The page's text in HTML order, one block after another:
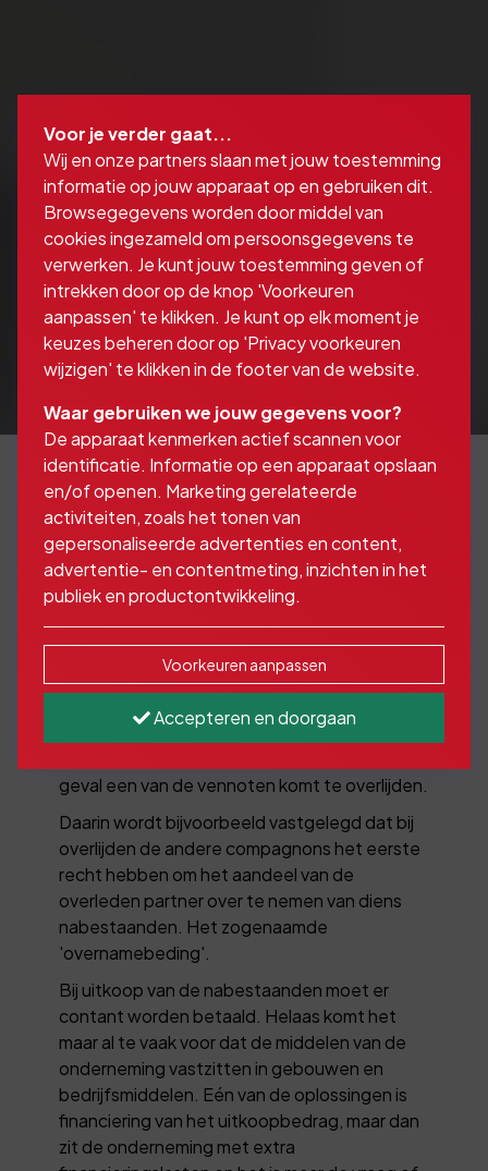
In een onderneming is
vaak sprake van meer
dan één eigenaar
Dat geldt bijvoorbeeld bij een maatschap met
meerdere partners, een VOF, een CV of een
BV. In de vennootschapsakte worden vaak
geval een van de vennoten komt te overlijden.
Daarin wordt bijvoorbeeld vastgelegd dat bij
overlijden de andere compagnons het eerste
recht hebben om het aandeel van de
overleden partner over te nemen van diens
nabestaanden. Het zogenaamde
'overnamebeding'.
Bij uitkoop van de nabestaanden moet er
contant worden betaald. Helaas komt het
maar al te vaak voor dat de middelen van de
onderneming vastzitten in gebouwen en
bedrijfsmiddelen. Eén van de oplossingen is
financiering van het uitkoopbedrag, maar dan
zit de onderneming met extra
Voor je verder gaat...
Wij en onze partners slaan met jouw toestemming
informatie op jouw apparaat op en gebruiken dit.
Browsegegevens worden door middel van
cookies ingezameld om persoonsgegevens te
verwerken. Je kunt jouw toestemming geven of
intrekken door op de knop 'Voorkeuren
aanpassen' te klikken. Je kunt op elk moment je
keuzes beheren door op 'Privacy voorkeuren
wijzigen' te klikken in de footer van de website.
Waar gebruiken we jouw gegevens voor?
De apparaat kenmerken actief scannen voor
identificatie. Informatie op een apparaat opslaan
en/of openen. Marketing gerelateerde
activiteiten, zoals het tonen van
gepersonaliseerde advertenties en content,
advertentie- en contentmeting, inzichten in het
publiek en productontwikkeling.
Voorkeuren aanpassen
Accepteren en doorgaan